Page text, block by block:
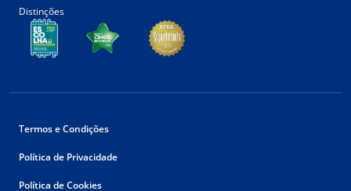
Distinções
Termos e Condições
Política de Privacidade
Política de Cookies